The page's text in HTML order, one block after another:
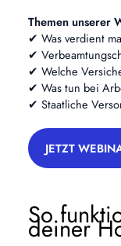
Themen unserer
✔ Was verdient
✔
✔ Welche
✔ Was tun bei
✔ Staatliche
JETZT
So
deiner